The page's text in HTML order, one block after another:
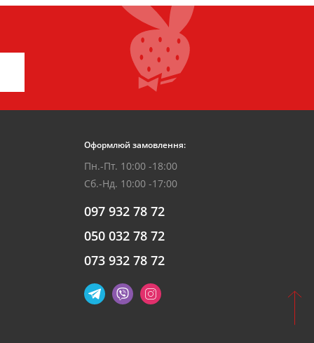
Оформлюй замовлення:
Пн.-Пт. 10:00 -18:00
Сб.-Нд. 10:00 -17:00
097 932 78 72
050 032 78 72
073 932 78 72